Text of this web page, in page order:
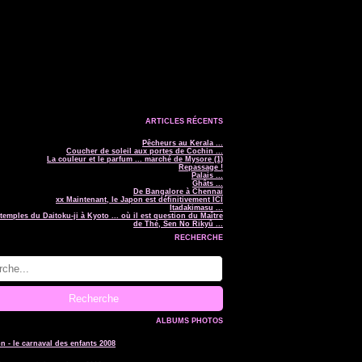
ARTICLES RÉCENTS
Pêcheurs au Kerala ...
Coucher de soleil aux portes de Cochin ...
La couleur et le parfum ... marché de Mysore (1)
Repassage !
Palais ...
Ghâts ...
De Bangalore à Chennai
xx Maintenant, le Japon est définitivement ICI
Itadakimasu ...
temples du Daitoku-ji à Kyoto ... où il est question du Maître
de Thé, Sen No Rikyû ...
RECHERCHE
ALBUMS PHOTOS